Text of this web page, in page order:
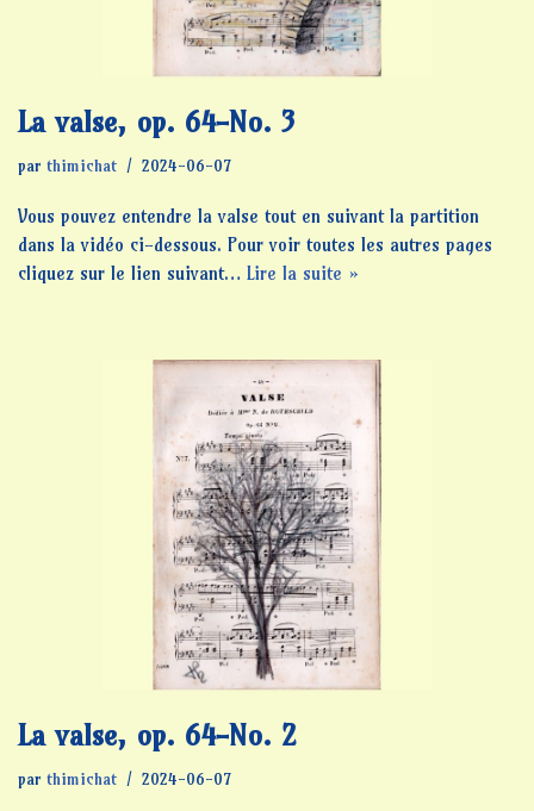
La valse, op. 64-No. 3
par thimichat 2024-06-07
Vous pouvez entendre la valse tout en suivant la partition
dans la vidéo ci-dessous. Pour voir toutes les autres pages
cliquez sur le lien suivant… Lire la suite »
La valse, op. 64-No. 2
par thimichat 2024-06-07